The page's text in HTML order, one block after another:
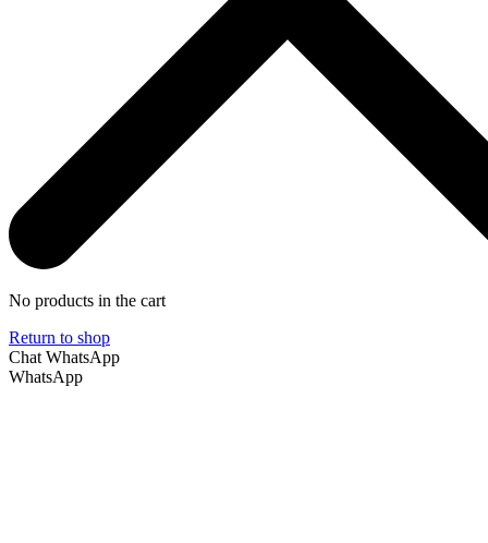
No products in the cart
Return to shop
Chat WhatsApp
WhatsApp